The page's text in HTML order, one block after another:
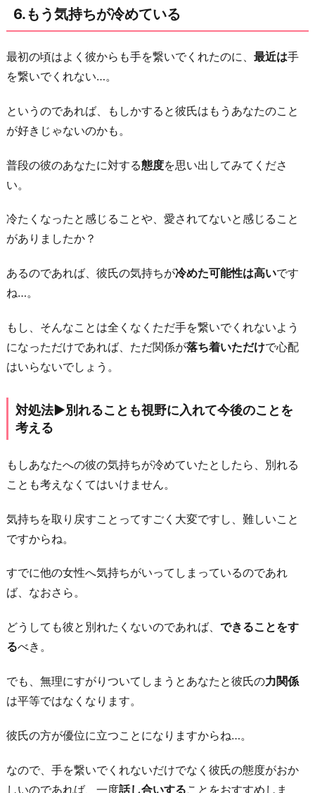
6.もう気持ちが冷めている
最初の頃はよく彼からも手を繋いでくれたのに、 最近は手
を繋いでくれない…。
というのであれば、もしかすると彼氏はもうあなたのこと
が好きじゃないのかも。
普段の彼のあなたに対する態度を思い出してみてくださ
い。
冷たくなったと感じることや、愛されてないと感じること
がありましたか？
あるのであれば、彼氏の気持ちが冷めた可能性は高いです
ね…。
もし、そんなことは全くなくただ手を繋いでくれないよう
になっただけであれば、ただ関係が落ち着いただけで心配
はいらないでしょう。
対処法▶︎別れることも視野に入れて今後のことを
考える
もしあなたへの彼の気持ちが冷めていたとしたら、別れる
ことも考えなくてはいけません。
気持ちを取り戻すことってすごく大変ですし、難しいこと
ですからね。
すでに他の女性へ気持ちがいってしまっているのであれ
ば、なおさら。
どうしても彼と別れたくないのであれば、 できることをす
るべき。
でも、無理にすがりついてしまうとあなたと彼氏の力関係
は平等ではなくなります。
彼氏の方が優位に立つことになりますからね…。
なので、手を繋いでくれないだけでなく彼氏の態度がおか
しいのであれば、一度話し合いすることをおすすめしま